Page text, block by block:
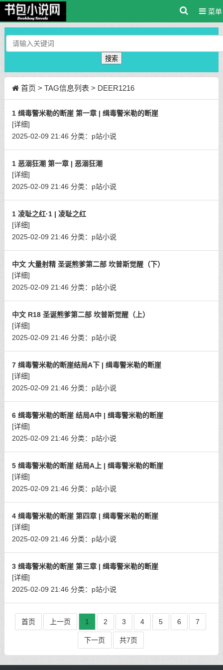
菜单
搜索
首页 > TAG信息列表 > DEER1216
1 缉毒警米勒的断崖 第一章 | 缉毒警米勒的断崖
[详细]
2025-02-09 21:46 分类： p站小说
1 恶溺狂潮 第一章 | 恶溺狂潮
[详细]
2025-02-09 21:46 分类： p站小说
1 凌耻之红·1 | 凌耻之红
[详细]
2025-02-09 21:46 分类： p站小说
中文 大量射精 圣诞熊爹第二部 坎普斯觉醒（下）
[详细]
2025-02-09 21:46 分类： p站小说
中文 R18 圣诞熊爹第二部 坎普斯觉醒（上）
[详细]
2025-02-09 21:46 分类： p站小说
7 缉毒警米勒的断崖结局A下 | 缉毒警米勒的断崖
[详细]
2025-02-09 21:46 分类： p站小说
6 缉毒警米勒的断崖 结局A中 | 缉毒警米勒的断崖
[详细]
2025-02-09 21:46 分类： p站小说
5 缉毒警米勒的断崖 结局A上 | 缉毒警米勒的断崖
[详细]
2025-02-09 21:46 分类： p站小说
4 缉毒警米勒的断崖 第四章 | 缉毒警米勒的断崖
[详细]
2025-02-09 21:46 分类： p站小说
3 缉毒警米勒的断崖 第三章 | 缉毒警米勒的断崖
[详细]
2025-02-09 21:46 分类： p站小说
首页 上一页 1 2 3 4 5 6 7
下一页 共7页